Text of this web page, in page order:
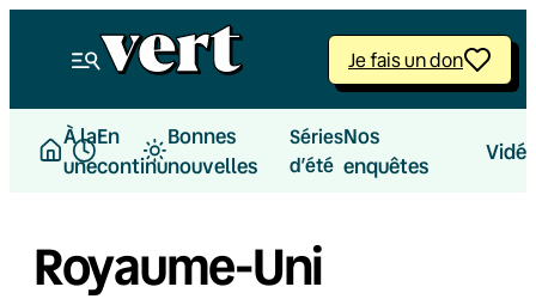
Je fais un don
À la
une
En
continu
Bonnes
nouvelles
Séries
d’été
Nos
enquêtes
Royaume-Uni